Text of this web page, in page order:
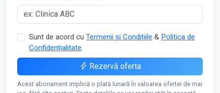
Sunt de acord cu Termenii și Condițiile & Politica de
Confidențialitate.
Rezervă oferta
Acest abonament implică o plată lunară în valoarea ofertei de mai